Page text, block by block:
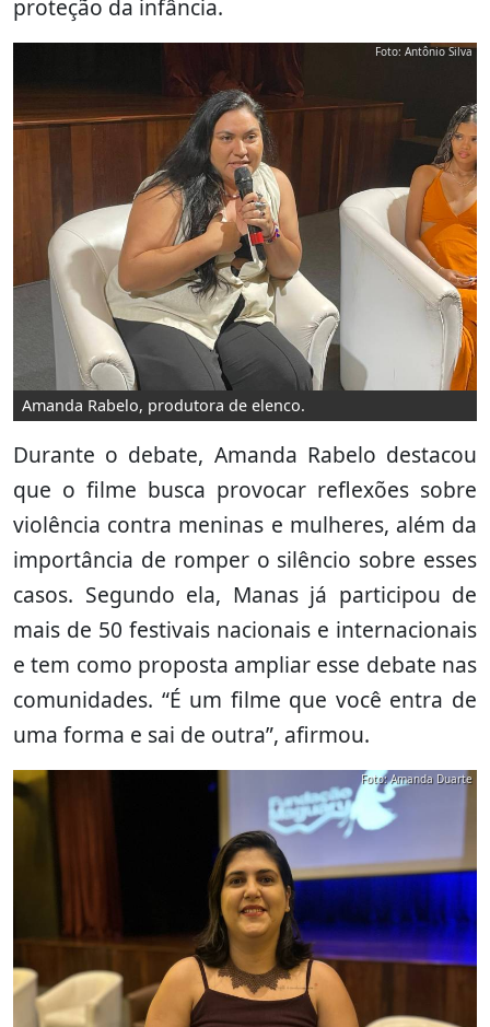
proteção da infância.
Amanda Rabelo, produtora de elenco.
Foto: Antônio Silva
Durante o debate, Amanda Rabelo destacou
que o filme busca provocar reflexões sobre
violência contra meninas e mulheres, além da
importância de romper o silêncio sobre esses
casos. Segundo ela, Manas já participou de
mais de 50 festivais nacionais e internacionais
e tem como proposta ampliar esse debate nas
comunidades. “É um filme que você entra de
uma forma e sai de outra”, afirmou.
Foto: Amanda Duarte